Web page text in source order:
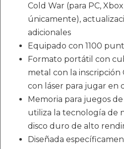
Cold War (para PC,
únicamente),
adicionales
Equipado con 1100
Formato portátil con
metal con la inscripción
con láser para jugar en
Memoria para juegos
utiliza la tecnología de
disco duro de alto
Diseñada